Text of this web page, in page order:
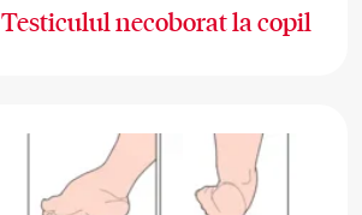
Testiculul necoborat la copil